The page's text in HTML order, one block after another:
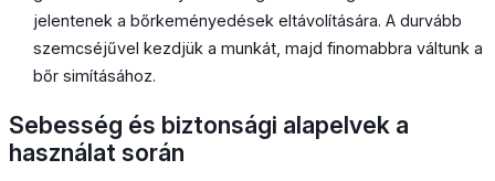
jelentenek a bőrkeményedések eltávolítására. A durvább
szemcséjűvel kezdjük a munkát, majd finomabbra váltunk a
bőr simításához.
Sebesség és biztonsági alapelvek a
használat során